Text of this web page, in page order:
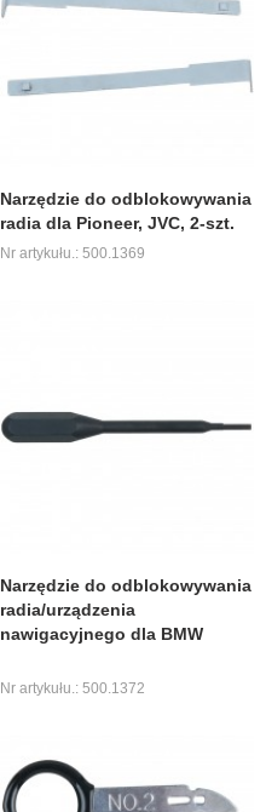
Narzędzie do odblokowywania
radia dla Pioneer, JVC, 2-szt.
Nr artykułu.: 500.1369
Narzędzie do odblokowywania
radia/urządzenia
nawigacyjnego dla BMW
Nr artykułu.: 500.1372